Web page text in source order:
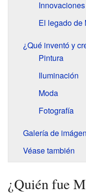
El legado de
¿Qué inventó y
Pintura
Iluminación
Moda
Fotografía
Galería de
Véase también
¿Quién fue